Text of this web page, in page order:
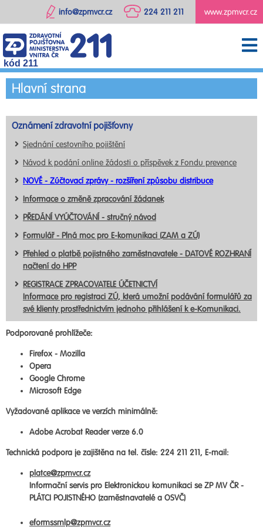
www.zpmvcr.cz
224 211 211
info@zpmvcr.cz
kód 211
Hlavní strana
Oznámení zdravotní pojišťovny
Sjednání cestovního pojištění
Návod k podání online žádosti o příspěvek z Fondu prevence
NOVÉ - Zúčtovací zprávy - rozšíření způsobu distribuce
Informace o změně zpracování žádanek
PŘEDÁNÍ VYÚČTOVÁNÍ - stručný návod
Formulář - Plná moc pro E-komunikaci (ZAM a ZÚ)
Přehled o platbě pojistného zaměstnavatele - DATOVÉ ROZHRANÍ
načtení do HPP
REGISTRACE ZPRACOVATELE ÚČETNICTVÍ
Informace pro registraci ZÚ, která umožní podávání formulářů za
své klienty prostřednictvím jednoho přihlášení k e-Komunikaci.
Podporované prohlížeče:
Firefox - Mozilla
Opera
Google Chrome
Microsoft Edge
Vyžadované aplikace ve verzích minimálně:
Adobe Acrobat Reader verze 6.0
Technická podpora je zajištěna na tel. čísle: 224 211 211, E-mail:
platce@zpmvcr.cz
Informační servis pro Elektronickou komunikaci se ZP MV ČR -
PLÁTCI POJISTNÉHO (zaměstnavatelé a OSVČ)
eformssmlp@zpmvcr.cz